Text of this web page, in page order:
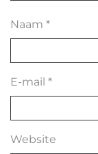
Naam *
E-mail *
Website